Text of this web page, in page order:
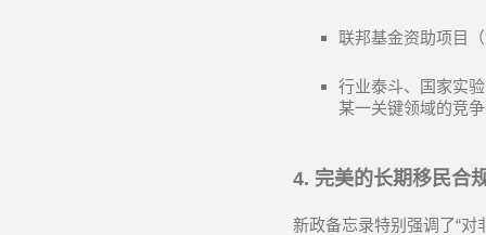
联邦基金资助项目
行业泰斗、国家实
某一关键领域的竞
4. 完美的长期移民合
新政备忘录特别强调了“对